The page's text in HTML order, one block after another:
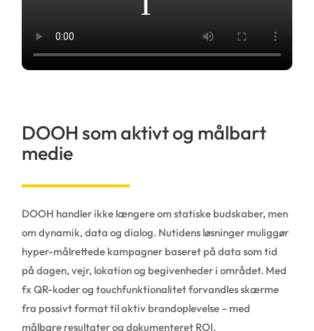
DOOH som aktivt og målbart
medie
DOOH handler ikke længere om statiske budskaber, men
om dynamik, data og dialog. Nutidens løsninger muliggør
hyper-målrettede kampagner baseret på data som tid
på dagen, vejr, lokation og begivenheder i området. Med
fx QR-koder og touchfunktionalitet forvandles skærme
fra passivt format til aktiv brandoplevelse – med
målbare resultater og dokumenteret ROI.